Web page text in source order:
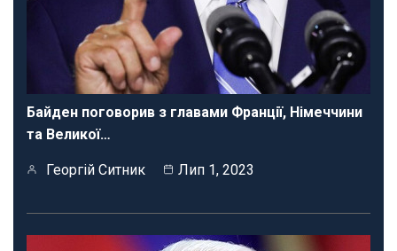
Байден поговорив з главами Франції, Німеччини
та Великої…
Георгій Ситник Лип 1, 2023